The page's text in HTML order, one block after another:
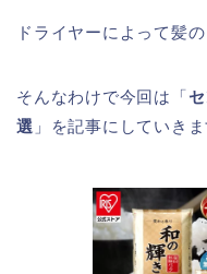
ドライヤーによって髪
そんなわけで今回は「
選 」を記事にしていきま